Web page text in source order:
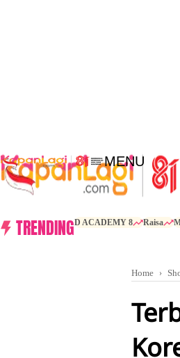
MENU
TRENDINGD ACADEMY 8 Raisa
Home